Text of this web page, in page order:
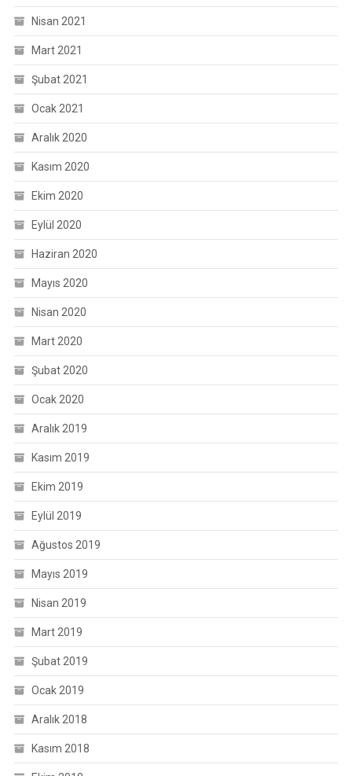
Nisan 2021
Mart 2021
Şubat 2021
Ocak 2021
Aralık 2020
Kasım 2020
Ekim 2020
Eylül 2020
Haziran 2020
Mayıs 2020
Nisan 2020
Mart 2020
Şubat 2020
Ocak 2020
Aralık 2019
Kasım 2019
Ekim 2019
Eylül 2019
Ağustos 2019
Mayıs 2019
Nisan 2019
Mart 2019
Şubat 2019
Ocak 2019
Aralık 2018
Kasım 2018